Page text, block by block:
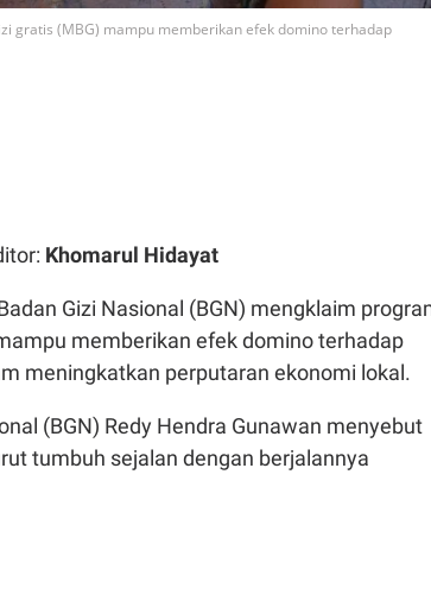
gratis (MBG) mampu memberikan efek domino terhadap
Khomarul Hidayat
Gizi Nasional (BGN) mengklaim
memberikan efek domino terhadap
meningkatkan perputaran ekonomi lokal.
(BGN) Redy Hendra Gunawan menyebut
tumbuh sejalan dengan berjalannya